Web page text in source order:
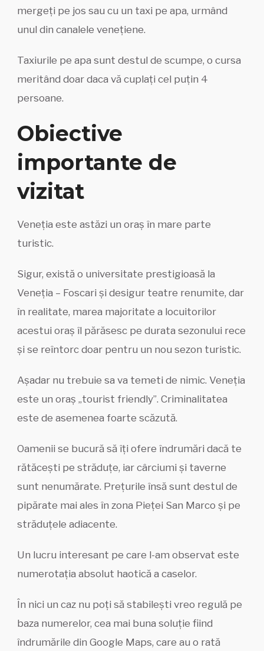
mergeți pe jos sau cu un taxi pe apa, urmând
unul din canalele venețiene.
Taxiurile pe apa sunt destul de scumpe, o cursa
meritând doar daca vă cuplați cel puțin 4
persoane.
Obiective
importante de
vizitat
Veneția este astăzi un oraș în mare parte
turistic.
Sigur, există o universitate prestigioasă la
Veneția – Foscari și desigur teatre renumite, dar
în realitate, marea majoritate a locuitorilor
acestui oraș îl părăsesc pe durata sezonului rece
și se reîntorc doar pentru un nou sezon turistic.
Așadar nu trebuie sa va temeti de nimic. Veneția
este un oraș „tourist friendly”. Criminalitatea
este de asemenea foarte scăzută.
Oamenii se bucură să îți ofere îndrumări dacă te
rătăcești pe străduțe, iar cârciumi și taverne
sunt nenumărate. Prețurile însă sunt destul de
pipărate mai ales în zona Pieței San Marco și pe
străduțele adiacente.
Un lucru interesant pe care l-am observat este
numerotația absolut haotică a caselor.
În nici un caz nu poți să stabilești vreo regulă pe
baza numerelor, cea mai buna soluție fiind
îndrumările din Google Maps, care au o rată